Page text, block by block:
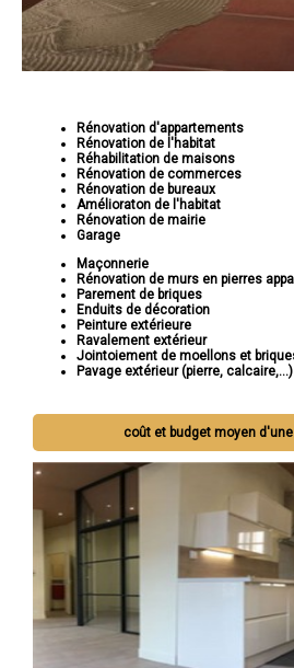
Rénovation d'appartements
Rénovation de l'habitat
Réhabilitation de maisons
Rénovation de commerces
Rénovation de bureaux
Amélioraton de l'habitat
Rénovation de mairie
Garage
Maçonnerie
Rénovation de murs en pierres
Parement de briques
Enduits de décoration
Peinture extérieure
Ravalement extérieur
Jointoiement de moellons et
Pavage extérieur (pierre, calcaire,...)
coût et budget moyen